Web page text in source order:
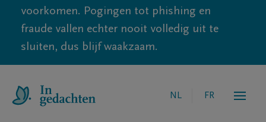
voorkomen. Pogingen tot phishing en
fraude vallen echter nooit volledig uit te
sluiten, dus blijf waakzaam.
NL FR